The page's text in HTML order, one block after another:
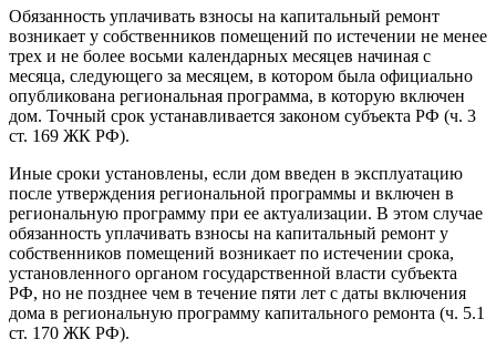
Обязанность уплачивать взносы на капитальный ремонт
возникает у собственников помещений по истечении не менее
трех и не более восьми календарных месяцев начиная с
месяца, следующего за месяцем, в котором была официально
опубликована региональная программа, в которую включен
дом. Точный срок устанавливается законом субъекта РФ (ч. 3
ст. 169 ЖК РФ).
Иные сроки установлены, если дом введен в эксплуатацию
после утверждения региональной программы и включен в
региональную программу при ее актуализации. В этом случае
обязанность уплачивать взносы на капитальный ремонт у
собственников помещений возникает по истечении срока,
установленного органом государственной власти субъекта
РФ, но не позднее чем в течение пяти лет с даты включения
дома в региональную программу капитального ремонта (ч. 5.1
ст. 170 ЖК РФ).